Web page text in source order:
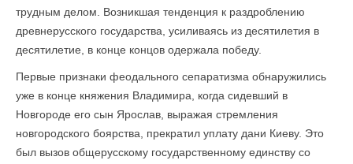
трудным делом. Возникшая тенденция к раздроблению
древнерусского государства, усиливаясь из десятилетия в
десятилетие, в конце концов одержала победу.
Первые признаки феодального сепаратизма обнаружились
уже в конце княжения Владимира, когда сидевший в
Новгороде его сын Ярослав, выражая стремления
новгородского боярства, прекратил уплату дани Киеву. Это
был вызов общерусскому государственному единству со